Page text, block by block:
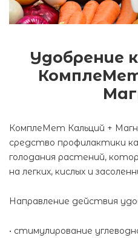
Удобрение
КомплеМет Кальций +
средство профилактики
голодания растений,
на легких, кислых и
Направление действия
• стимулирование